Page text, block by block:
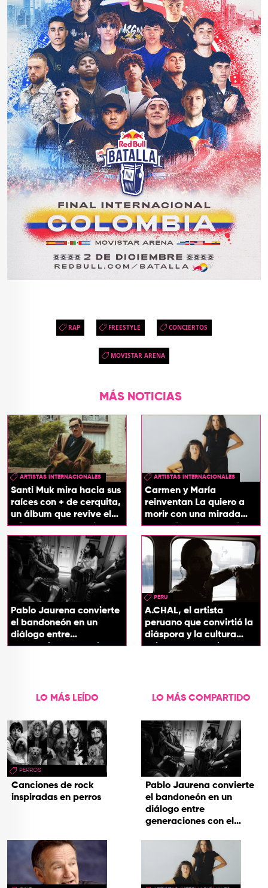
RAP FREESTYLE CONCIERTOS
MOVISTAR ARENA
MÁS NOTICIAS
ARTISTAS INTERNACIONALES
Santi Muk mira hacia sus
raíces con + de cerquita,
un álbum que revive el
origen de sus canciones
ARTISTAS INTERNACIONALES
Carmen y María
reinventan La quiero a
morir con una mirada
entre el flamenco y el
soul
Pablo Jaurena convierte
el bandoneón en un
diálogo entre
generaciones con el
PERU
A.CHAL, el artista
peruano que convirtió la
diáspora y la cultura
chicha en su sonido
LO MÁS LEÍDO
PERROS
Canciones de rock
inspiradas en perros
LO MÁS COMPARTIDO
Pablo Jaurena convierte
el bandoneón en un
diálogo entre
generaciones con el
hecho cenizas